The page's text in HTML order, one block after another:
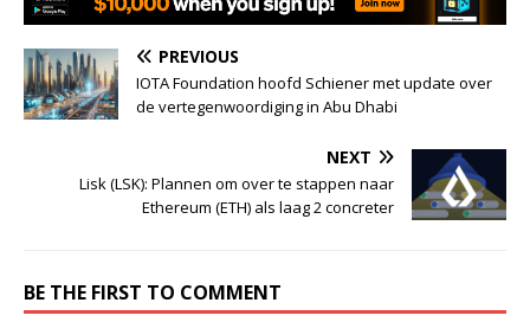
PREVIOUS
IOTA Foundation hoofd Schiener met update over
de vertegenwoordiging in Abu Dhabi
NEXT
Lisk (LSK): Plannen om over te stappen naar
Ethereum (ETH) als laag 2 concreter
BE THE FIRST TO COMMENT